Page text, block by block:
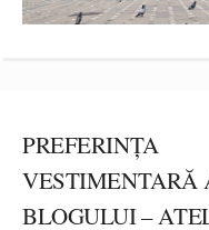
PREFERINȚA
VESTIMENTARĂ
BLOGULUI –